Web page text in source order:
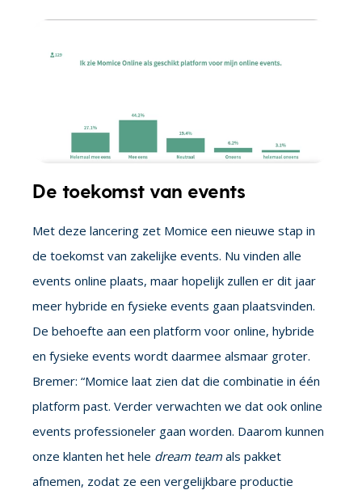
De toekomst van events
Met deze lancering zet Momice een nieuwe stap in
de toekomst van zakelijke events. Nu vinden alle
events online plaats, maar hopelijk zullen er dit jaar
meer hybride en fysieke events gaan plaatsvinden.
De behoefte aan een platform voor online, hybride
en fysieke events wordt daarmee alsmaar groter.
Bremer: “Momice laat zien dat die combinatie in één
platform past. Verder verwachten we dat ook online
events professioneler gaan worden. Daarom kunnen
onze klanten het hele dream teamals pakket
afnemen, zodat ze een vergelijkbare productie